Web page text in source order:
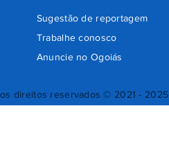
direitos reservados © 2021 - 2025
Sugestão de reportagem
Trabalhe conosco
Anuncie no Ogoiás